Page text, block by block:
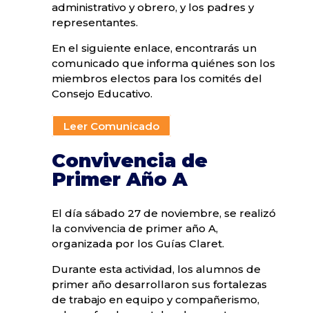
administrativo y obrero, y los padres y
representantes.
En el siguiente enlace, encontrarás un
comunicado que informa quiénes son los
miembros electos para los comités del
Consejo Educativo.
Leer Comunicado
Convivencia de
Primer Año A
El día sábado 27 de noviembre, se realizó
la convivencia de primer año A,
organizada por los Guías Claret.
Durante esta actividad, los alumnos de
primer año desarrollaron sus fortalezas
de trabajo en equipo y compañerismo,